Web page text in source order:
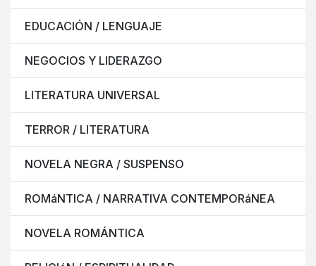
EDUCACIÓN / LENGUAJE
NEGOCIOS Y LIDERAZGO
LITERATURA UNIVERSAL
TERROR / LITERATURA
NOVELA NEGRA / SUSPENSO
ROMáNTICA / NARRATIVA CONTEMPORáNEA
NOVELA ROMÁNTICA